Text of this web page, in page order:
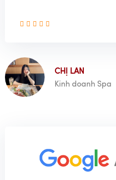
CHỊ LAN
Kinh doanh Spa